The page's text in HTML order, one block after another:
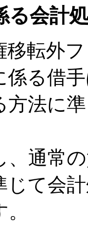
る会計
移転外
係る借
方法に
、通常
じて会